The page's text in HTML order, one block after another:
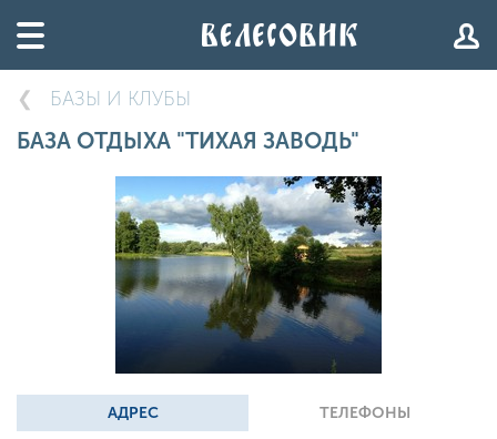
БАЗЫ И КЛУБЫ
БАЗА ОТДЫХА "ТИХАЯ ЗАВОДЬ"
АДРЕС
ТЕЛЕФОНЫ